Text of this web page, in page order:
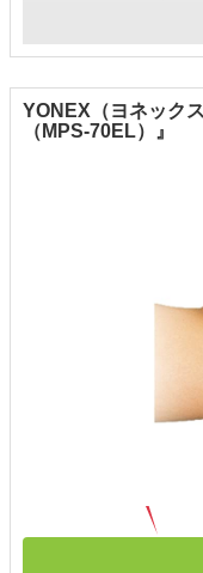
ジ
YONEX（ヨネック
（MPS-70EL）』